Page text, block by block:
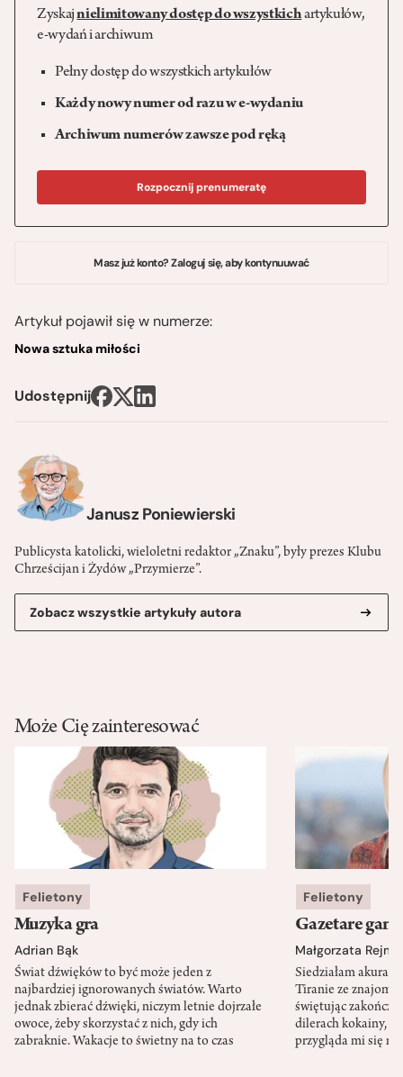
Janusz Poniewierski
Publicysta katolicki, wieloletni redaktor „Znaku”, były prezes Klubu
Chrześcijan i Żydów „Przymierze”.
Zobacz wszystkie artykuły autora
Zyskajnielimitowany dostęp do wszystkichartykułów,
e-wydań i archiwum
Pełny dostęp do wszystkich artykułów
Każdy nowy numer od razu w e-wydaniu
Archiwum numerów zawsze pod ręką
Rozpocznij prenumeratę
Masz już konto? Zaloguj się, aby kontynuuwać
Artykuł pojawił się w numerze:
Nowa sztuka miłości
Udostępnij
Może Cię zainteresować
Felietony
Muzyka gra
Adrian Bąk
Świat dźwięków to być może jeden z
najbardziej ignorowanych światów. Warto
jednak zbierać dźwięki, niczym letnie dojrzałe
owoce, żeby skorzystać z nich, gdy ich
zabraknie. Wakacje to świetny na to czas
Felietony
Gazetare
Małgorzata
Siedziałam akurat
Tiranie ze
świętując
dilerach kokainy,
przygląda mi się